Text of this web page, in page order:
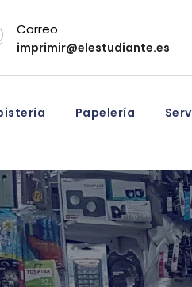
Correo
imprimir@elestudiante.es
Papelería